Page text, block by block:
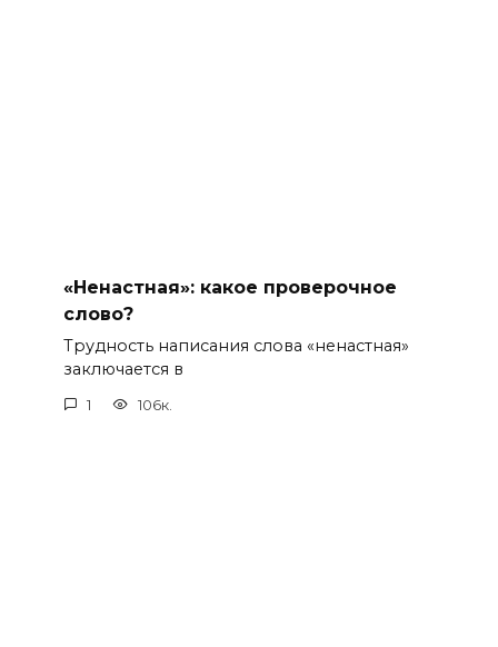
«Ненастная»: какое проверочное
слово?
Трудность написания слова «ненастная»
заключается в
1 106к.